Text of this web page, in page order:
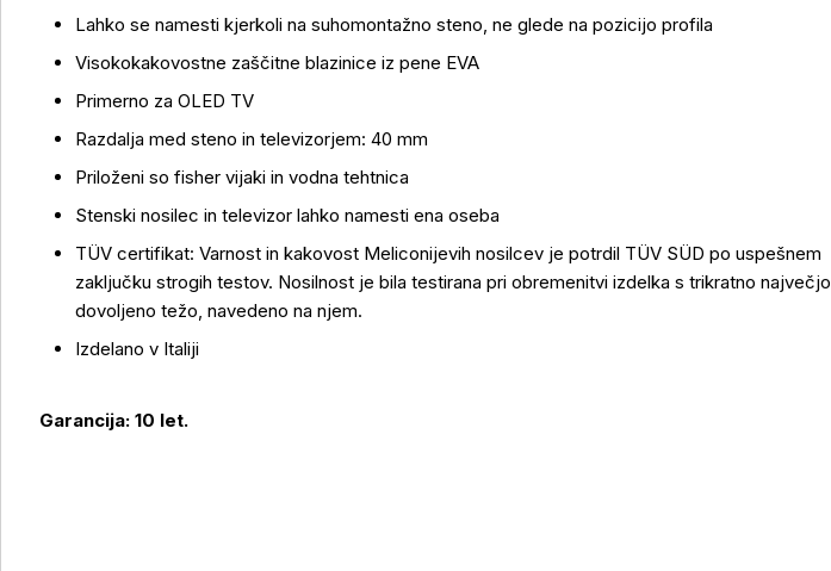
Lahko se namesti kjerkoli na suhomontažno steno, ne glede na pozicijo profila
Visokokakovostne zaščitne blazinice iz pene EVA
Primerno za OLED TV
Razdalja med steno in televizorjem: 40 mm
Priloženi so fisher vijaki in vodna tehtnica
Stenski nosilec in televizor lahko namesti ena oseba
TÜV certifikat: Varnost in kakovost Meliconijevih nosilcev je potrdil TÜV SÜD po uspešnem
zaključku strogih testov. Nosilnost je bila testirana pri obremenitvi izdelka s trikratno največjo
dovoljeno težo, navedeno na njem.
Izdelano v Italiji
Garancija: 10 let.